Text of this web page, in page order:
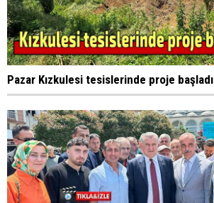
Pazar Kızkulesi tesislerinde proje başladı